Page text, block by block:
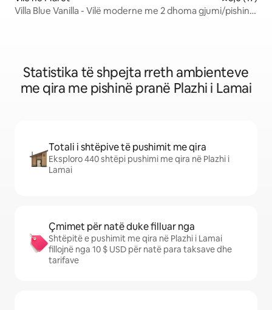
Villa Blue Vanilla - Vilë moderne me 2 dhoma gjumi/pishinë
Statistika të shpejta rreth ambienteve
me qira me pishinë pranë Plazhi i Lamai
Totali i shtëpive të pushimit me qira
Eksploro 440 shtëpi pushimi me qira në Plazhi i
Lamai
Çmimet për natë duke filluar nga
Shtëpitë e pushimit me qira në Plazhi i Lamai
fillojnë nga 10 $ USD për natë para taksave dhe
tarifave